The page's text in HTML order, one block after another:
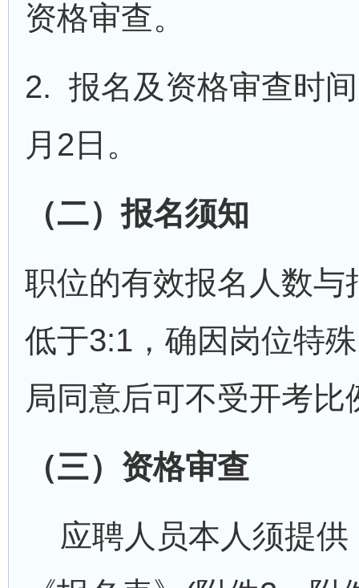
资格审查。
2. 报名及资格审查时
月2日。
（二）报名须知
职位的有效报名人数
低于3:1，确因岗位特
局同意后可不受开考比
（三）资格审查
应聘人员本人须提供